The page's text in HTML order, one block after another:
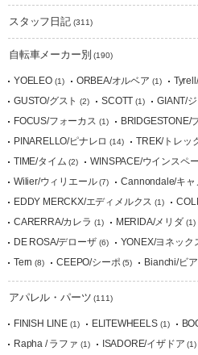
スタッフ日記(311)
自転車メーカー別 (190)
YOELEO(1) ORBEA/オルベア (1)
GUSTO/グスト (2) SCOTT (1) GIANT/
FOCUS/フォーカス (1) BRIDGESTONE/
PINARELLO/ピナレロ (14) TREK/トレッ
TIME/タイム (2) WINSPACE/ウインスペ
Wilier/ウィリエール(7) Cannondale/キャ
EDDY MERCKX/エディメルクス (1)
CARERRA/カレラ (1) MERIDA/メリダ (1)
DE ROSA/デローザ (6) YONEX/ヨネック
Tern (8) CEEPO/シーポ (5) Bianchi/ビ
アパレル・パーツ (111)
FINISH LINE (1) ELITEWHEELS(1)
Rapha / ラファ (1) ISADORE/イザドア (1)